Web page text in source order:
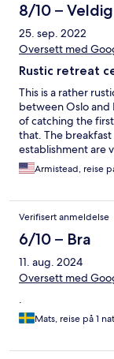
8/10 –
25. sep. 2022
Oversett med
Rustic retreat
This is a rather
between Oslo and
of catching the
that. The
establishment are
was no where
it. Nice drive to
Armistead, reise
Verifisert anmeldelse
6/10 – Bra
11. aug. 2024
Oversett med
.
Mats, reise på 1